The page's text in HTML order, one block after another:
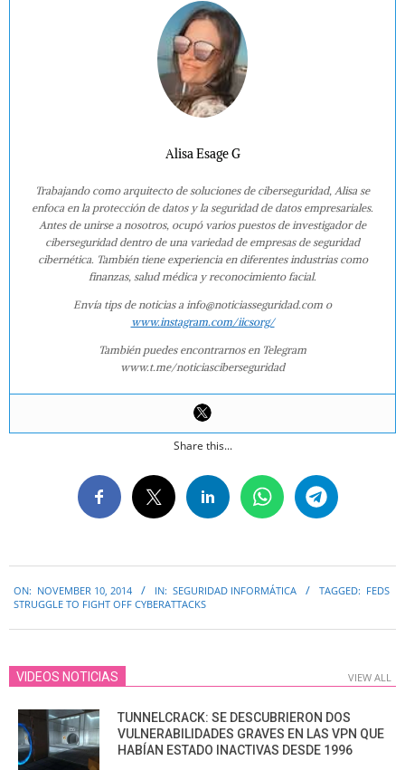
Alisa Esage G
Trabajando como arquitecto de soluciones de ciberseguridad, Alisa se
enfoca en la protección de datos y la seguridad de datos empresariales.
Antes de unirse a nosotros, ocupó varios puestos de investigador de
ciberseguridad dentro de una variedad de empresas de seguridad
cibernética. También tiene experiencia en diferentes industrias como
finanzas, salud médica y reconocimiento facial.
Envía tips de noticias a info@noticiasseguridad.com o
www.instagram.com/iicsorg/
También puedes encontrarnos en Telegram
www.t.me/noticiasciberseguridad
Share this...
11-
ON: NOVEMBER 10, 2014 IN: SEGURIDAD INFORMÁTICA TAGGED: FEDS
STRUGGLE TO FIGHT OFF CYBERATTACKS
VIDEOS NOTICIAS VIEW ALL
TUNNELCRACK: SE DESCUBRIERON DOS
VULNERABILIDADES GRAVES EN LAS VPN QUE
HABÍAN ESTADO INACTIVAS DESDE 1996